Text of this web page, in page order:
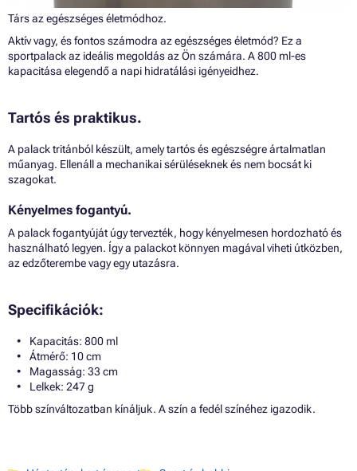
Társ az egészséges életmódhoz.
Aktív vagy, és fontos számodra az egészséges életmód? Ez a
sportpalack az ideális megoldás az Ön számára. A 800 ml-es
kapacitása elegendő a napi hidratálási igényeidhez.
Tartós és praktikus.
A palack tritánból készült, amely tartós és egészségre ártalmatlan
műanyag. Ellenáll a mechanikai sérüléseknek és nem bocsát ki
szagokat.
Kényelmes fogantyú.
A palack fogantyúját úgy tervezték, hogy kényelmesen hordozható és
használható legyen. Így a palackot könnyen magával viheti útközben,
az edzőterembe vagy egy utazásra.
Specifikációk:
Kapacitás: 800 ml
Átmérő: 10 cm
Magasság: 33 cm
Lelkek: 247 g
Több színváltozatban kínáljuk. A szín a fedél színéhez igazodik.